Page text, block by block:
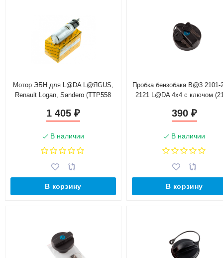
Мотор ЭБН для L@DA L@ЯGUS,
Renault Logan, Sandero (TTP558
1 405 ₽
В наличии
В корзину
Пробка бензобака B@3 2101-
2121 L@DA 4х4 с ключом
390 ₽
В наличии
В корзину